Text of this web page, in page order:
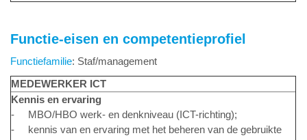
Functie-eisen en competentieprofiel
Functiefamilie: Staf/management
MEDEWERKER ICT
Kennis en ervaring
- MBO/HBO werk- en denkniveau (ICT-richting);
- kennis van en ervaring met het beheren van de gebruikte